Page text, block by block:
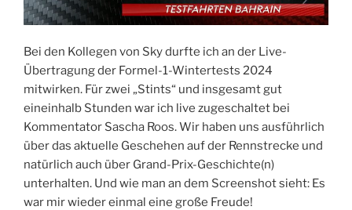
Bei den Kollegen von Sky durfte ich an der Live-
Übertragung der Formel-1-Wintertests 2024
mitwirken. Für zwei „Stints“ und insgesamt gut
eineinhalb Stunden war ich live zugeschaltet bei
Kommentator Sascha Roos. Wir haben uns ausführlich
über das aktuelle Geschehen auf der Rennstrecke und
natürlich auch über Grand-Prix-Geschichte(n)
unterhalten. Und wie man an dem Screenshot sieht: Es
war mir wieder einmal eine große Freude!